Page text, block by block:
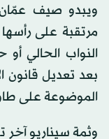
ويبدو صيف
مرتقبة على
النواب الحالي أو
بعد تعديل قانون
الموضوعة على
وثمة سيناريو